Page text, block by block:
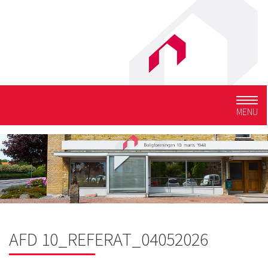
MENU
AFD 10_REFERAT_04052026